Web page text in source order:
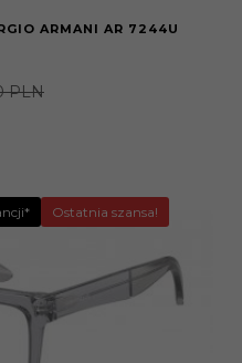
ARMANI AR 7244U
PLN
Ostatnia szansa!